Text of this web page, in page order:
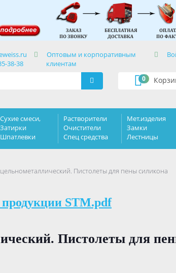
38-38
Оптовым и корпоративным
клиентам
0
Сухие смеси,
Затирки
Шпатлевки
Растворители
Очистители
Спец средства
Мет.изделия
Замки
Лестницы
Пистолеты для пены силикона
STM.pdf
Пистолеты для